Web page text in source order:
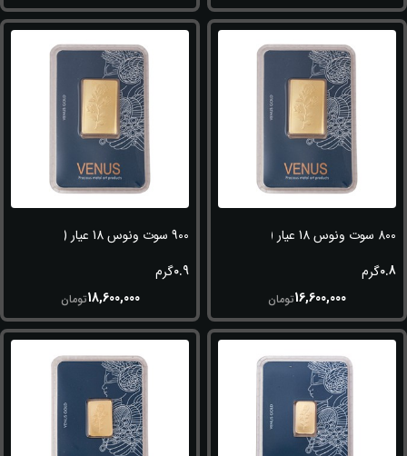
800 سوت ونوس 18 عیار (750)
0.8گرم
16,600,000تومان
900 سوت ونوس 18 عیار (750)
0.9گرم
18,600,000تومان